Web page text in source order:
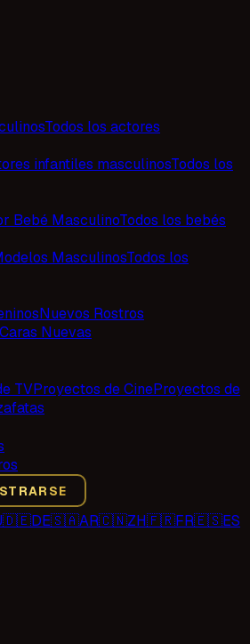
Todos los actores
infantiles masculinosTodos los
Bebé MasculinoTodos los bebés
MasculinosTodos los
Nuevos Rostros
Nuevas
TVProyectos de CineProyectos de
🇩🇪DE🇸🇦AR🇨🇳ZH🇫🇷FR🇪🇸ES